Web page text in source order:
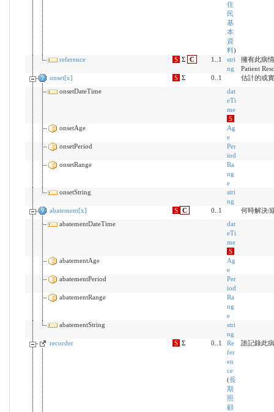
住
民
基
本
資
料)
reference S Σ C 1..1
stri
ng
擁有此病
Patient
onset[x]
S Σ 0..1
估計的或
onsetDateTime
dat
eTi
me
S
onsetAge
Ag
e
onsetPeriod
Per
iod
onsetRange
Ra
ng
e
onsetString
stri
ng
abatement[x]
S C 0..1
何時解決/
abatementDateTime
dat
eTi
me
S
abatementAge
Ag
e
abatementPeriod
Per
iod
abatementRange
Ra
ng
e
abatementString
stri
ng
recorder
S Σ 0..1
Re
fer
en
ce
(長
期
照
顧
誰記錄此